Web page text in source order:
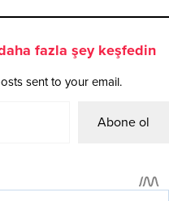
fazla şey keşfedin
sent to your email.
Abone ol